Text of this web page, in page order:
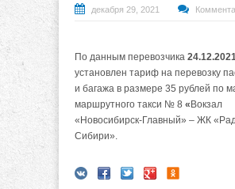
декабря 29, 2021
По данным перевозчика 24.12.2021
установлен тариф на перевозку
и багажа в размере 35 рублей по
маршрутного такси № 8 «Вокзал
«Новосибирск-Главный» – ЖК
Сибири».